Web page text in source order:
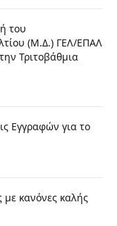
του
(Μ.Δ.) ΓΕΛ/ΕΠΑΛ
Τριτοβάθμια
Εγγραφών για το
κανόνες καλής